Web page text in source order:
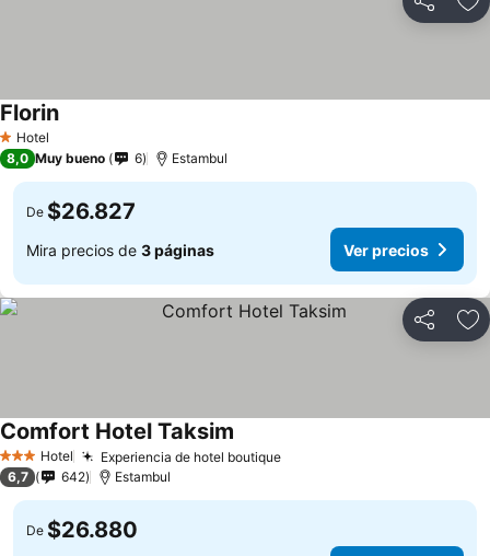
Compartir
1 Estrellas
Hotel
Florin
8,0 Muy bueno 6 Estambul
De $26.827
Mira precios de 3 páginas Ver precios
Compartir
3 Estrellas
Hotel Experiencia de hotel boutique
Comfort Hotel Taksim
6,7 642 Estambul
De $26.880